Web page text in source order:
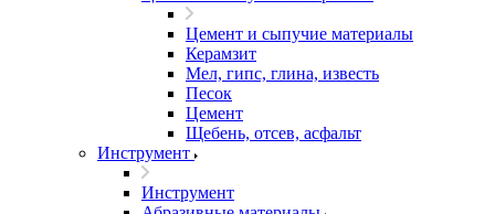
Цемент и сыпучие материалы
Керамзит
Мел, гипс, глина, известь
Песок
Цемент
Щебень, отсев, асфальт
Инструмент
Инструмент